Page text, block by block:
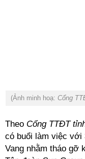
(Ảnh minh hoạ: Cổng
Theo Cổng TTĐT
có buổi làm việc với
Vang nhằm tháo gỡ